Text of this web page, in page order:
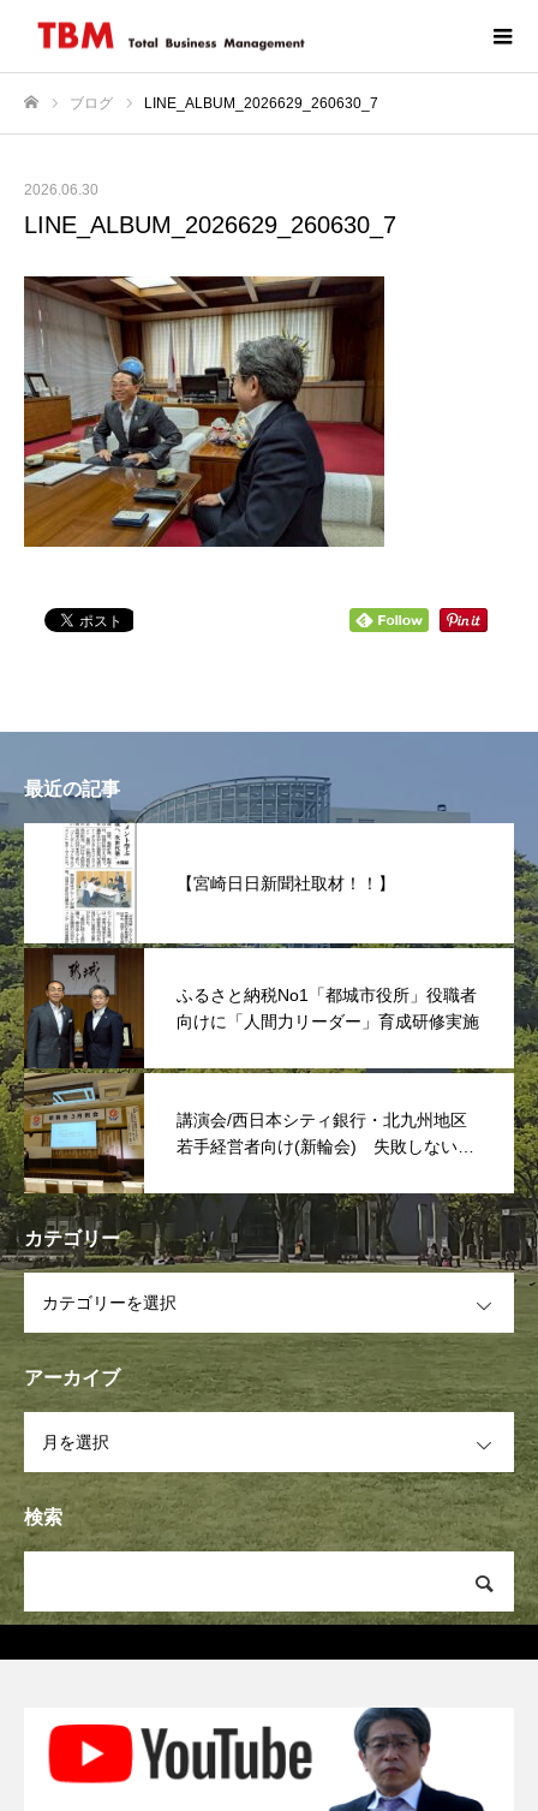
ブログ LINE_ALBUM_2026629_260630_7
2026.06.30
LINE_ALBUM_2026629_260630_7
最近の記事
【宮崎日日新聞社取材！！】
ふるさと納税No1「都城市役所」役職者
向けに「人間力リーダー」育成研修実施
講演会/西日本シティ銀行・北九州地区
若手経営者向け(新輪会) 失敗しない次
カテゴリー
アーカイブ
検索